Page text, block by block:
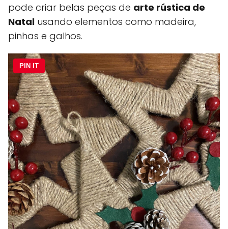
pode criar belas peças de arte rústica de
Natal usando elementos como madeira,
pinhas e galhos.
PIN IT